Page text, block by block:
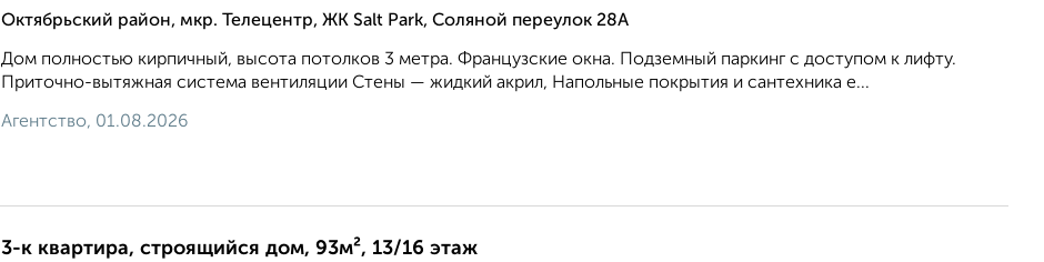
Октябрьский район, мкр. Телецентр, ЖК Salt Park, Соляной переулок 28А
Дом полностью кирпичный, высота потолков 3 метра. Французские окна. Подземный паркинг с доступом к лифту.
Приточно-вытяжная система вентиляции Стены — жидкий акрил, Напольные покрытия и сантехника е...
Агентство, 01.08.2026
3-к квартира, строящийся дом, 93м², 13/16 этаж